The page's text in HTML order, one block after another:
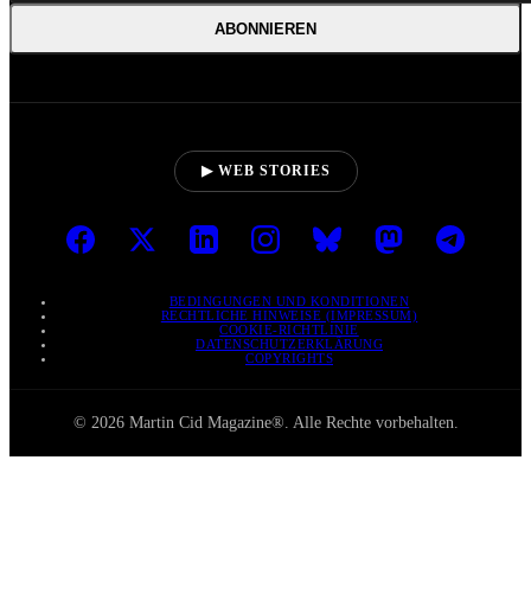
ABONNIEREN
▶ WEB STORIES
BEDINGUNGEN UND KONDITIONEN
RECHTLICHE HINWEISE (IMPRESSUM)
COOKIE-RICHTLINIE
DATENSCHUTZERKLÄRUNG
COPYRIGHTS
© 2026 Martin Cid Magazine®. Alle Rechte vorbehalten.